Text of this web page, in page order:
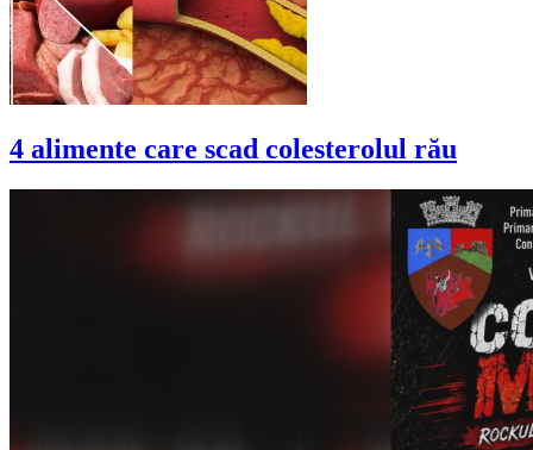
4 alimente care scad colesterolul rău